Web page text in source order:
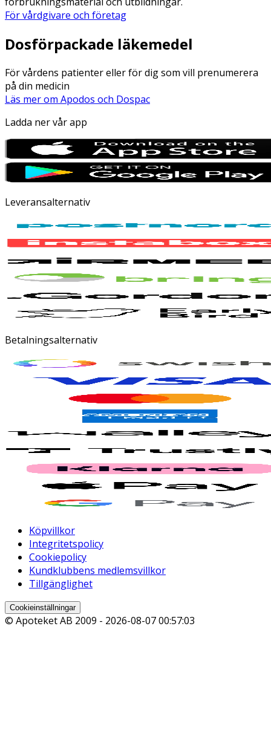
För vårdgivare och företag
Dosförpackade läkemedel
För vårdens patienter eller för dig som vill prenumerera
på din medicin
Läs mer om Apodos och Dospac
Ladda ner vår app
Leveransalternativ
Betalningsalternativ
Köpvillkor
Integritetspolicy
Cookiepolicy
Kundklubbens medlemsvillkor
Tillgänglighet
Cookieinställningar
© Apoteket AB 2009 - 2026-08-07 00:57:03